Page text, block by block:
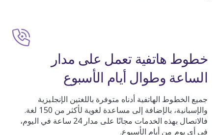
خطوط هاتفية تعمل على مدار
الساعة وطوال أيام الأسبوع
جميع الخطوط الهاتفية أدناه متوفرة باللغتين الإنجليزية
والإسبانية، بالإضافة إلى مساعدة لغوية لأكثر من 150 لغة.
فالاتصال بهذه الخدمات مجانًا على مدار 24 ساعة في اليوم،
في أي يوم من أيام الأسبوع.